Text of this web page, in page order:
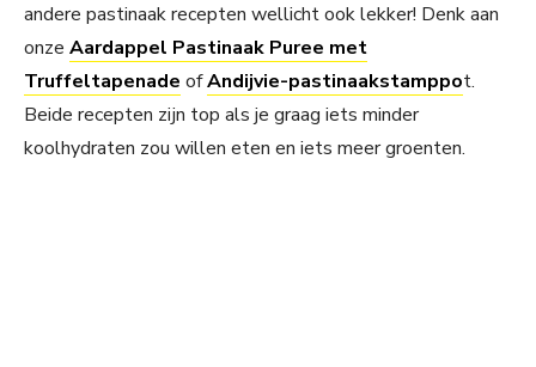
andere pastinaak recepten wellicht ook lekker! Denk aan
onze Aardappel Pastinaak Puree met
Truffeltapenade ofAndijvie-pastinaakstamppot.
Beide recepten zijn top als je graag iets minder
koolhydraten zou willen eten en iets meer groenten.